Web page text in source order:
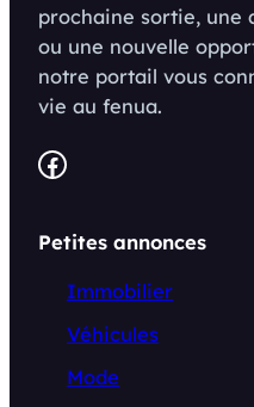
prochaine sortie, une
ou une nouvelle
notre portail vous
vie au fenua.
Facebook
Petites annonces
Immobilier
Véhicules
Mode